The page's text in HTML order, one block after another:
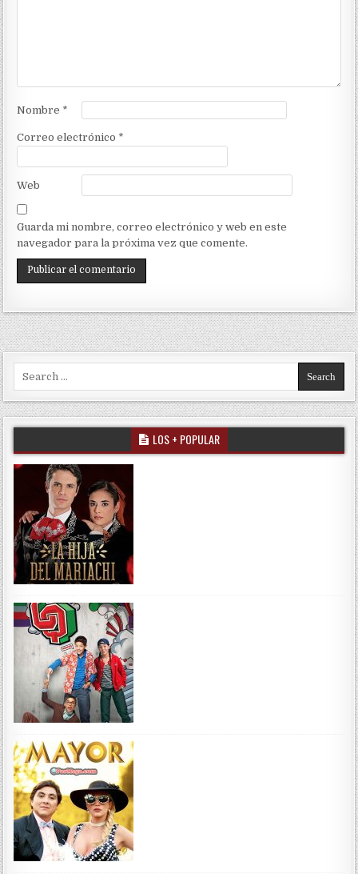
Nombre *
Correo electrónico *
Web
Guarda mi nombre, correo electrónico y web en este
navegador para la próxima vez que comente.
LOS + POPULAR